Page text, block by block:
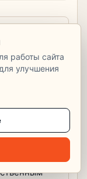
и
работы сайта
улучшения